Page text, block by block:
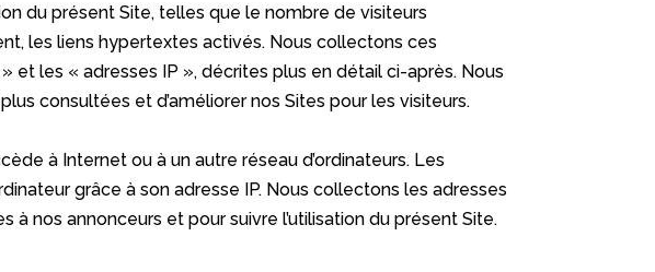
du présent Site, telles que le nombre de visiteurs
les liens hypertextes activés. Nous collectons ces
et les « adresses IP », décrites plus en détail ci-après. Nous
consultées et d’améliorer nos Sites pour les visiteurs.
à Internet ou à un autre réseau d’ordinateurs. Les
grâce à son adresse IP. Nous collectons les adresses
nos annonceurs et pour suivre l’utilisation du présent Site.